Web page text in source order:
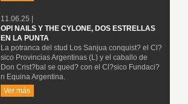
11.06.25 |
OPI NAILS Y THE CYLONE, DOS ESTRELLAS
EN LA PUNTA
La potranca del stud Los Sanjua conquist? el Cl?
sico Provincias Argentinas (L) y el caballo de
Don Crist?bal se qued? con el Cl?sico Fundaci?
n Equina Argentina.
Ver más